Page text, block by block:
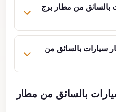
من مطار برج
سيارات بالسائق من
بالسائق من مطار